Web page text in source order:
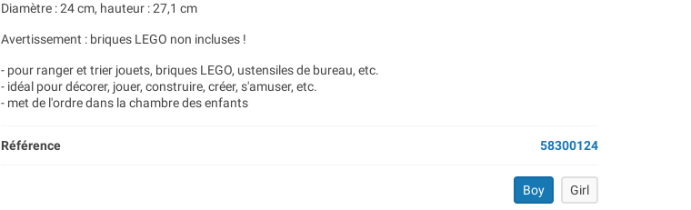
Diamètre : 24 cm, hauteur : 27,1 cm
Avertissement : briques LEGO non incluses !
- pour ranger et trier jouets, briques LEGO, ustensiles de bureau, etc.
- idéal pour décorer, jouer, construire, créer, s'amuser, etc.
- met de l'ordre dans la chambre des enfants
Référence 58300124
Boy Girl